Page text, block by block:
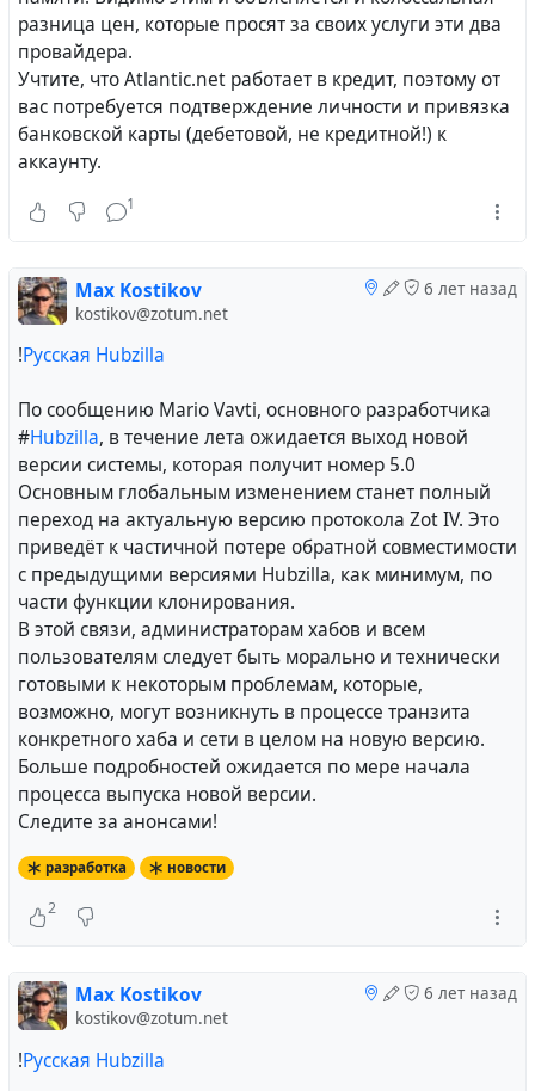
разница цен, которые просят за своих услуги эти два
провайдера.
Учтите, что Atlantic.net работает в кредит, поэтому от
вас потребуется подтверждение личности и привязка
банковской карты (дебетовой, не кредитной!) к
аккаунту.
1
6 лет назад
Max Kostikov
kostikov@zotum.net
!Русская Hubzilla
По сообщению Mario Vavti, основного разработчика
#Hubzilla, в течение лета ожидается выход новой
версии системы, которая получит номер 5.0
Основным глобальным изменением станет полный
переход на актуальную версию протокола Zot IV. Это
приведёт к частичной потере обратной совместимости
с предыдущими версиями Hubzilla, как минимум, по
части функции клонирования.
В этой связи, администраторам хабов и всем
пользователям следует быть морально и технически
готовыми к некоторым проблемам, которые,
возможно, могут возникнуть в процессе транзита
конкретного хаба и сети в целом на новую версию.
Больше подробностей ожидается по мере начала
процесса выпуска новой версии.
Следите за анонсами!
разработка новости
2
6 лет назад
Max Kostikov
kostikov@zotum.net
!Русская Hubzilla